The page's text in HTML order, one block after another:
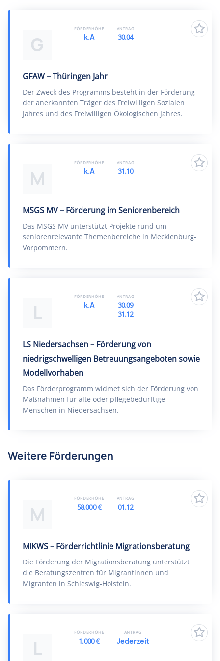
G
GFAW – Thüringen Jahr
Der Zweck des Programms besteht in der Förderung
der anerkannten Träger des Freiwilligen Sozialen
Jahres und des Freiwilligen Ökologischen Jahres.
FÖRDERHÖHE
k.A
ANTRAG
30.04
M
MSGS MV – Förderung im Seniorenbereich
Das MSGS MV unterstützt Projekte rund um
seniorenrelevante Themenbereiche in Mecklenburg-
Vorpommern.
FÖRDERHÖHE
k.A
ANTRAG
31.10
L
LS Niedersachsen – Förderung von
niedrigschwelligen Betreuungsangeboten sowie
Modellvorhaben
Das Förderprogramm widmet sich der Förderung von
Maßnahmen für alte oder pflegebedürftige
Menschen in Niedersachsen.
FÖRDERHÖHE
k.A
ANTRAG
30.09
31.12
Weitere Förderungen
M
MIKWS – Förderrichtlinie Migrationsberatung
Die Förderung der Migrationsberatung unterstützt
die Beratungszentren für Migrantinnen und
Migranten in Schleswig-Holstein.
FÖRDERHÖHE
58.000 €
ANTRAG
01.12
L
FÖRDERHÖHE
1.000 €
ANTRAG
Jederzeit